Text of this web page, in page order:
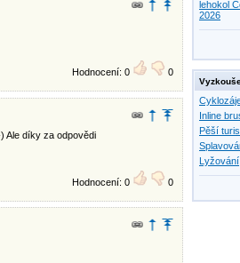
Hodnocení: 0 0
Ale díky za odpovědi
Hodnocení: 0 0
lehokol
2026
Inline
Pěší
Lyžování